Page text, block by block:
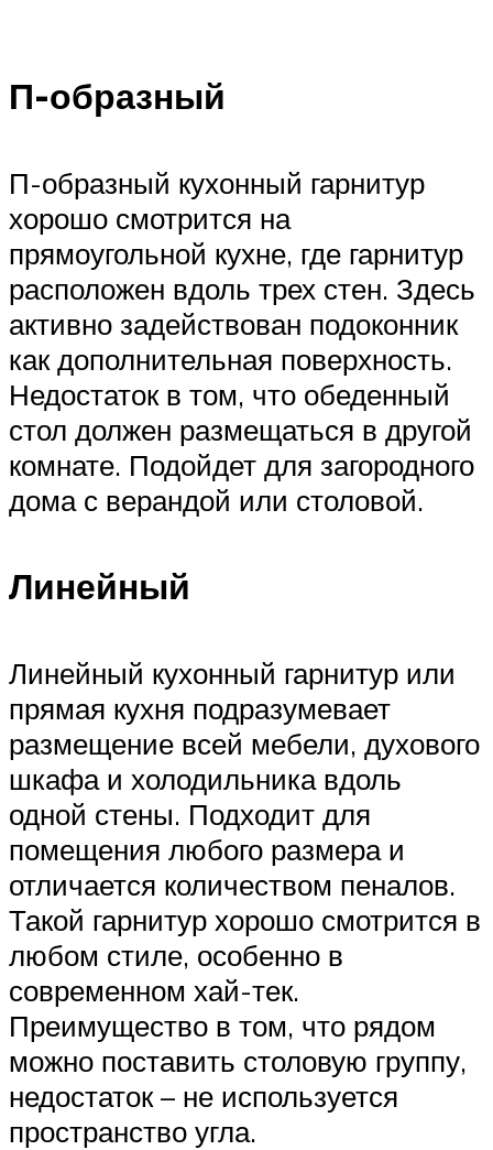
П-образный
П-образный кухонный гарнитур
хорошо смотрится на
прямоугольной кухне, где гарнитур
расположен вдоль трех стен. Здесь
активно задействован подоконник
как дополнительная поверхность.
Недостаток в том, что обеденный
стол должен размещаться в другой
комнате. Подойдет для загородного
дома с верандой или столовой.
Линейный
Линейный кухонный гарнитур или
прямая кухня подразумевает
размещение всей мебели, духового
шкафа и холодильника вдоль
одной стены. Подходит для
помещения любого размера и
отличается количеством пеналов.
Такой гарнитур хорошо смотрится в
любом стиле, особенно в
современном хай-тек.
Преимущество в том, что рядом
можно поставить столовую группу,
недостаток – не используется
пространство угла.